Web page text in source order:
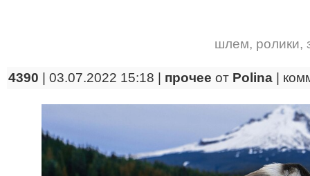
шлем, ролики,
4390 | 03.07.2022 15:18 | прочее от Polina